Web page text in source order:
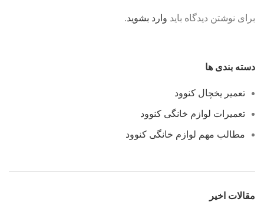
برای نوشتن دیدگاه باید وارد بشوید.
دسته بندی ها
تعمیر یخچال کنوود
تعمیرات لوازم خانگی کنوود
مطالب مهم لوازم خانگی کنوود
مقالات اخیر